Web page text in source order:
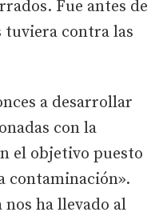
Fue antes de
tuviera contra las
a desarrollar
con la
el objetivo puesto
contaminación».
ha llevado al